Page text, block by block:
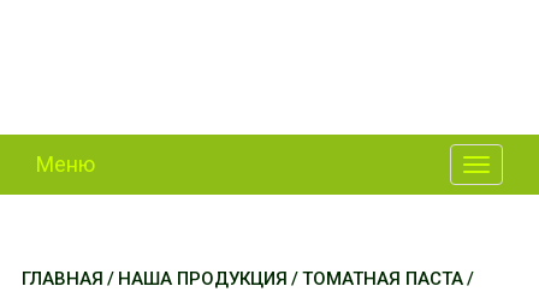
Toggle
Меню
ГЛАВНАЯ / НАША ПРОДУКЦИЯ /ТОМАТНАЯ ПАСТА/